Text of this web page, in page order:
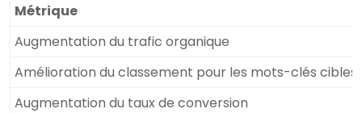
Métrique
Augmentation du trafic organique
Amélioration du classement pour les mots-clés cibles
Augmentation du taux de conversion